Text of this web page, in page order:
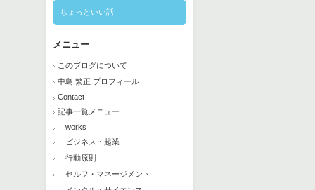
ちょっといい話
メニュー
このブログについて
中島 繁正 プロフィール
Contact
記事一覧メニュー
works
ビジネス・起業
行動原則
セルフ・マネージメント